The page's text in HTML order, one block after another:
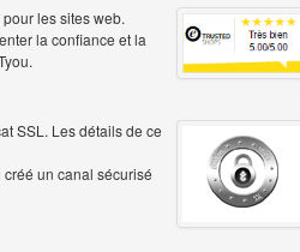
les sites web.
la confiance et la
SSL. Les détails de ce
un canal sécurisé